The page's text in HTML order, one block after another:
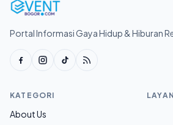
Portal Informasi Gaya Hidup & Hiburan
KATEGORI
About Us